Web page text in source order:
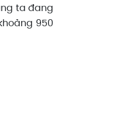
ta đang
950